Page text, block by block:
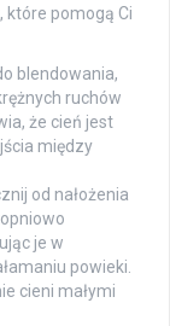
które pomogą Ci
blendowania,
ruchów
że cień jest
między
od nałożenia
je w
powieki.
cieni małymi